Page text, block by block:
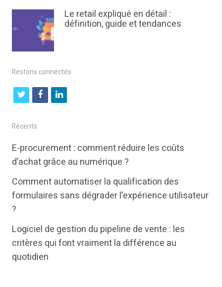
Le retail expliqué en détail :
définition, guide et tendances
Restons connectés
t
i
t
f
b
o
l
e
Récents
E-procurement : comment réduire les coûts
d’achat grâce au numérique ?
Comment automatiser la qualification des
formulaires sans dégrader l’expérience utilisateur
?
Logiciel de gestion du pipeline de vente : les
critères qui font vraiment la différence au
quotidien